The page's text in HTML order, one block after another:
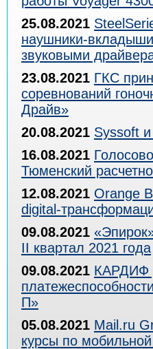
25.08.2021
наушники-
звуковыми
23.08.2021 ГКС
соревнований
Драйв»
20.08.2021 Syssoft
16.08.2021
Тюменский
12.08.2021 Orange
digital-
09.08.2021
II квартал 2021 года
09.08.2021 КАРДИФ
П»
05.08.2021 Mail.ru
курсы по